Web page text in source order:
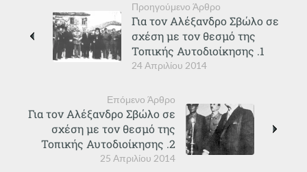
Προηγούμενο Άρθρο
24 Απριλίου 2014
Για τον Αλέξανδρο Σβώλο σε
σχέση με τον θεσμό της
Τοπικής Αυτοδιοίκησης .1
Επόμενο Άρθρο
25 Απριλίου 2014
Για τον Αλέξανδρο Σβώλο σε
σχέση με τον θεσμό της
Τοπικής Αυτοδιοίκησης .2